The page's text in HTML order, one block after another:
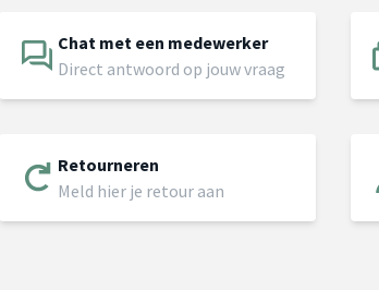
Chat met een medewerker
Direct antwoord op jouw vraag
Retourneren
Meld hier je retour aan